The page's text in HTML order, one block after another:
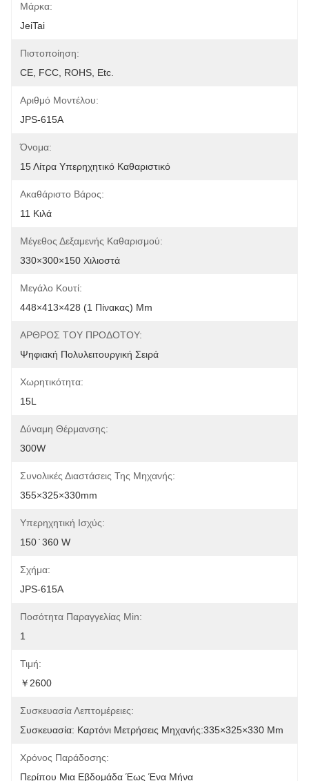
Μάρκα:
JeiTai
Πιστοποίηση:
CE, FCC, ROHS, Etc.
Αριθμό Μοντέλου:
JPS-615Α
Όνομα:
15 Λίτρα Υπερηχητικό Καθαριστικό
Ακαθάριστο Βάρος:
11 Κιλά
Μέγεθος Δεξαμενής Καθαρισμού:
330×300×150 Χιλιοστά
Μεγάλο Κουτί:
448×413×428 (1 Πίνακας) Mm
ΑΡΘΡΟΣ ΤΟΥ ΠΡΟΔΟΤΟΥ:
Ψηφιακή Πολυλειτουργική Σειρά
Χωρητικότητα:
15L
Δύναμη Θέρμανσης:
300W
Συνολικές Διαστάσεις Της Μηχανής:
355×325×330mm
Υπερηχητική Ισχύς:
150 ̇ 360 W
Σχήμα:
JPS-615Α
Ποσότητα Παραγγελίας Min:
1
Τιμή:
￥2600
Συσκευασία Λεπτομέρειες:
Συσκευασία: Καρτόνι Μετρήσεις Μηχανής:335×325×330 Mm
Χρόνος Παράδοσης:
Περίπου Μια Εβδομάδα Έως Ένα Μήνα